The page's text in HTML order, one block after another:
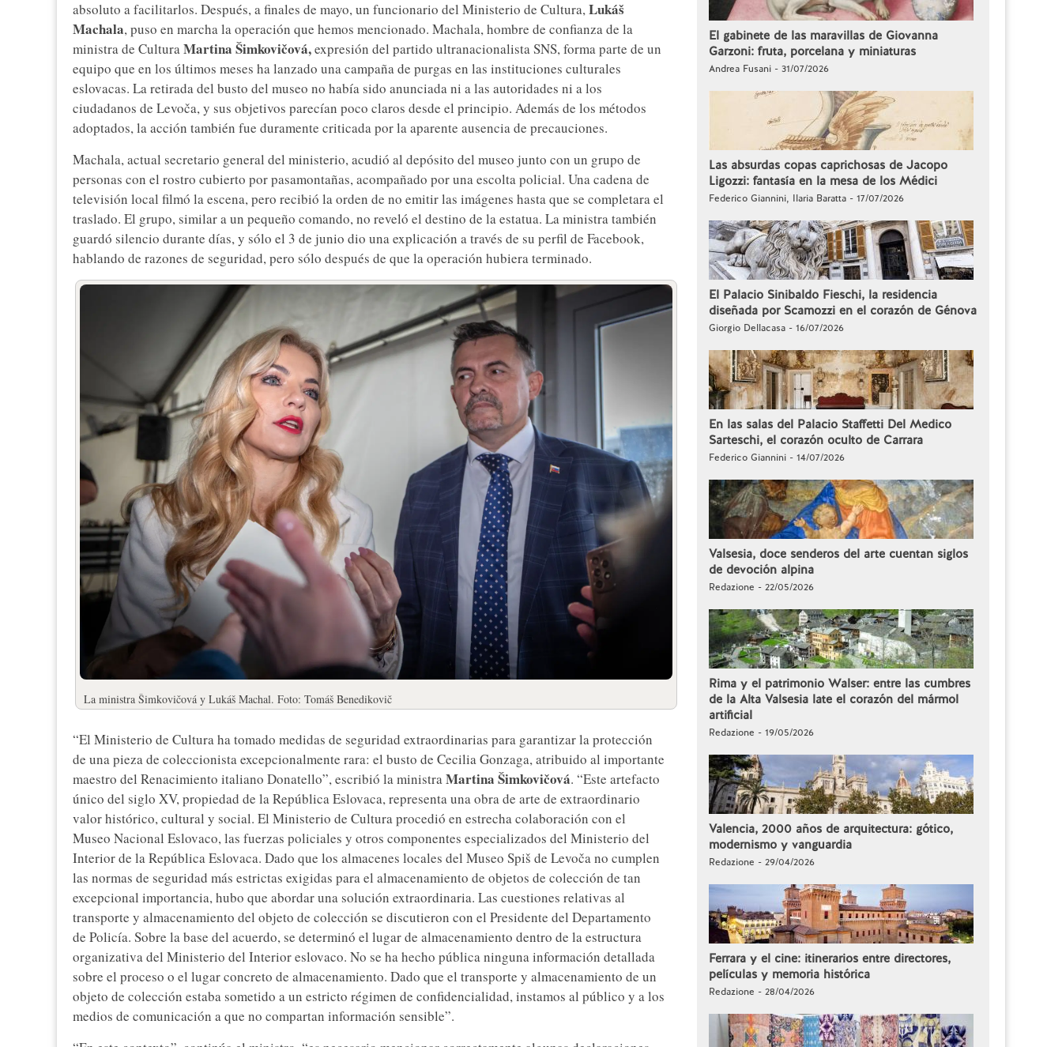
absoluto a facilitarlos. Después, a finales de mayo, un funcionario del Ministerio de Cultura,Lukáš
Machala, puso en marcha la operación que hemos mencionado. Machala, hombre de confianza de la
ministra de CulturaMartina Šimkovičová,expresión del partido ultranacionalista SNS, forma parte de un
equipo que en los últimos meses ha lanzado una campaña de purgas en las instituciones culturales
eslovacas. La retirada del busto del museo no había sido anunciada ni a las autoridades ni a los
ciudadanos de Levoča, y sus objetivos parecían poco claros desde el principio. Además de los métodos
adoptados, la acción también fue duramente criticada por la aparente ausencia de precauciones.
Machala, actual secretario general del ministerio, acudió al depósito del museo junto con un grupo de
personas con el rostro cubierto por pasamontañas, acompañado por una escolta policial. Una cadena de
televisión local filmó la escena, pero recibió la orden de no emitir las imágenes hasta que se completara el
traslado. El grupo, similar a un pequeño comando, no reveló el destino de la estatua. La ministra también
guardó silencio durante días, y sólo el 3 de junio dio una explicación a través de su perfil de Facebook,
hablando de razones de seguridad, pero sólo después de que la operación hubiera terminado.
La ministra Šimkovičová y Lukáš Machal. Foto: Tomáš Benedikovič
“El Ministerio de Cultura ha tomado medidas de seguridad extraordinarias para garantizar la protección
de una pieza de coleccionista excepcionalmente rara: el busto de Cecilia Gonzaga, atribuido al importante
maestro del Renacimiento italiano Donatello”, escribió la ministraMartina Šimkovičová. “Este artefacto
único del siglo XV, propiedad de la República Eslovaca, representa una obra de arte de extraordinario
valor histórico, cultural y social. El Ministerio de Cultura procedió en estrecha colaboración con el
Museo Nacional Eslovaco, las fuerzas policiales y otros componentes especializados del Ministerio del
Interior de la República Eslovaca. Dado que los almacenes locales del Museo Spiš de Levoča no cumplen
las normas de seguridad más estrictas exigidas para el almacenamiento de objetos de colección de tan
excepcional importancia, hubo que abordar una solución extraordinaria. Las cuestiones relativas al
transporte y almacenamiento del objeto de colección se discutieron con el Presidente del Departamento
de Policía. Sobre la base del acuerdo, se determinó el lugar de almacenamiento dentro de la estructura
organizativa del Ministerio del Interior eslovaco. No se ha hecho pública ninguna información detallada
sobre el proceso o el lugar concreto de almacenamiento. Dado que el transporte y almacenamiento de un
objeto de colección estaba sometido a un estricto régimen de confidencialidad, instamos al público y a los
medios de comunicación a que no compartan información sensible”.
El gabinete de las maravillas de Giovanna
Garzoni: fruta, porcelana y miniaturas
Andrea Fusani - 31/07/2026
Las absurdas copas caprichosas de Jacopo
Ligozzi: fantasía en la mesa de los Médici
Federico Giannini, Ilaria Baratta - 17/07/2026
El Palacio Sinibaldo Fieschi, la residencia
diseñada por Scamozzi en el corazón de Génova
Giorgio Dellacasa - 16/07/2026
En las salas del Palacio Staffetti Del Medico
Sarteschi, el corazón oculto de Carrara
Federico Giannini - 14/07/2026
Valsesia, doce senderos del arte cuentan siglos
de devoción alpina
Redazione - 22/05/2026
Rima y el patrimonio Walser: entre las cumbres
de la Alta Valsesia late el corazón del mármol
artificial
Redazione - 19/05/2026
Valencia, 2000 años de arquitectura: gótico,
modernismo y vanguardia
Redazione - 29/04/2026
Ferrara y el cine: itinerarios entre directores,
películas y memoria histórica
Redazione - 28/04/2026